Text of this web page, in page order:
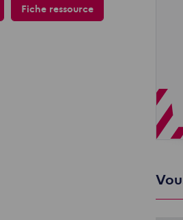
Fiche ressource